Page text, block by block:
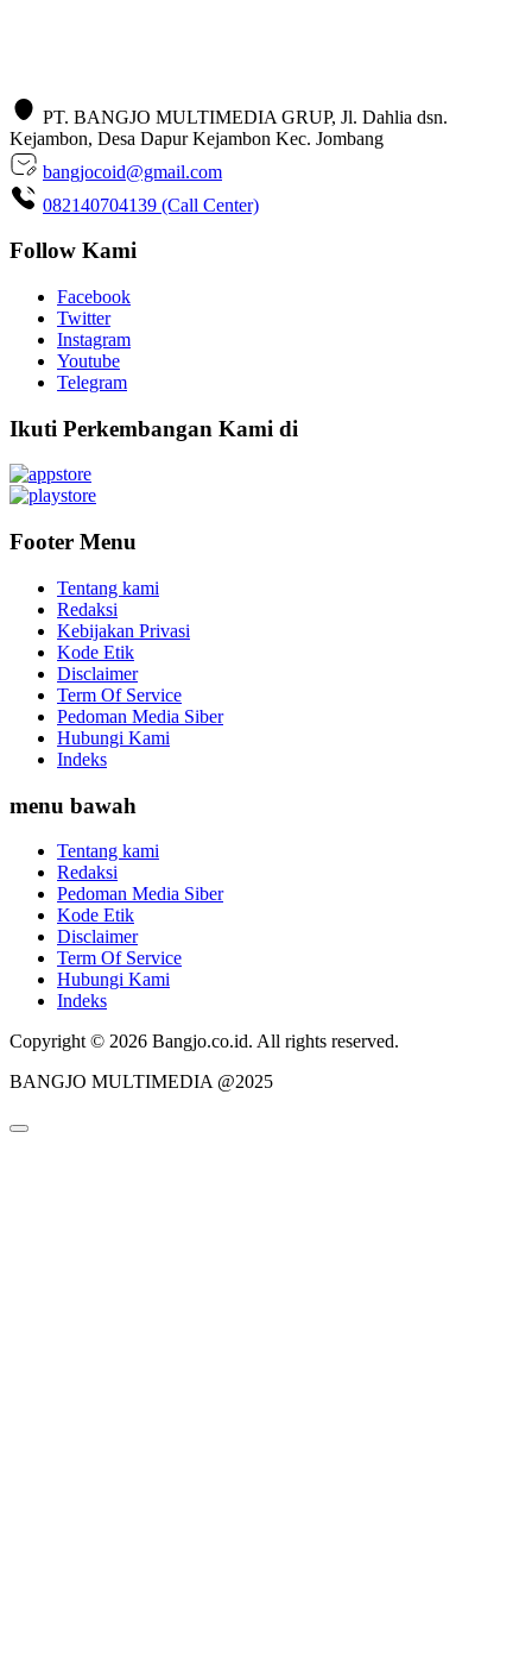
PT. BANGJO MULTIMEDIA GRUP, Jl. Dahlia dsn.
Kejambon, Desa Dapur Kejambon Kec. Jombang
bangjocoid@gmail.com
082140704139 (Call Center)
Follow Kami
Facebook
Twitter
Instagram
Youtube
Telegram
Ikuti Perkembangan Kami di
Footer Menu
Tentang kami
Redaksi
Kebijakan Privasi
Kode Etik
Disclaimer
Term Of Service
Pedoman Media Siber
Hubungi Kami
Indeks
menu bawah
Tentang kami
Redaksi
Pedoman Media Siber
Kode Etik
Disclaimer
Term Of Service
Hubungi Kami
Indeks
Copyright © 2026 Bangjo.co.id. All rights reserved.
BANGJO MULTIMEDIA @2025